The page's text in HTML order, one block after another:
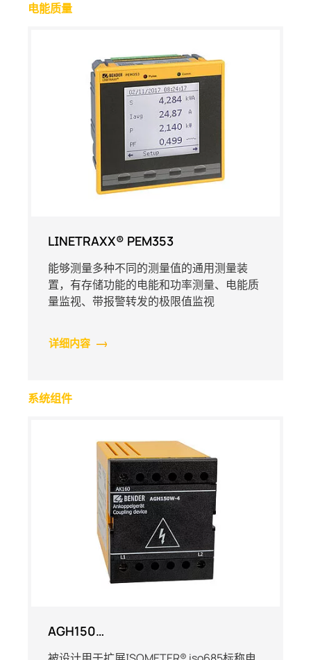
电能质量
LINETRAXX® PEM353
能够测量多种不同的测量值的通用测量装
置，有存储功能的电能和功率测量、电能质
量监视、带报警转发的极限值监视
详细内容
系统组件
AGH150…